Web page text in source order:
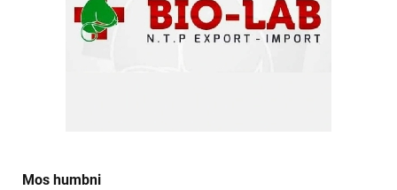
Mos humbni